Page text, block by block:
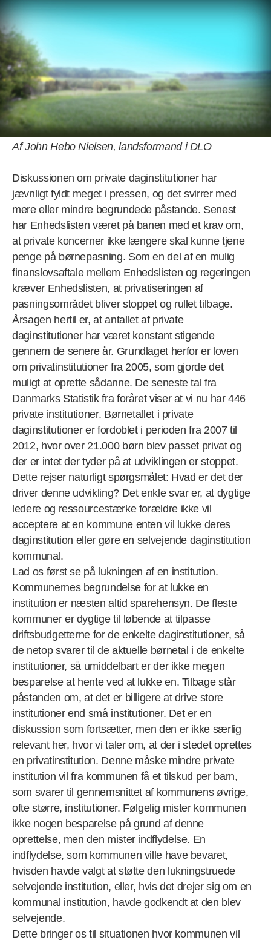
Forside>Artikelsamling> Profitinstitutioner
Profitinstitutioner
Af John Hebo Nielsen, landsformand i DLO
Diskussionen om private daginstitutioner har
jævnligt fyldt meget i pressen, og det svirrer med
mere eller mindre begrundede påstande. Senest
har Enhedslisten været på banen med et krav om,
at private koncerner ikke længere skal kunne tjene
penge på børnepasning. Som en del af en mulig
finanslovsaftale mellem Enhedslisten og regeringen
kræver Enhedslisten, at privatiseringen af
pasningsområdet bliver stoppet og rullet tilbage.
Årsagen hertil er, at antallet af private
daginstitutioner har været konstant stigende
gennem de senere år. Grundlaget herfor er loven
om privatinstitutioner fra 2005, som gjorde det
muligt at oprette sådanne. De seneste tal fra
Danmarks Statistik fra foråret viser at vi nu har 446
private institutioner. Børnetallet i private
daginstitutioner er fordoblet i perioden fra 2007 til
2012, hvor over 21.000 børn blev passet privat og
der er intet der tyder på at udviklingen er stoppet.
Dette rejser naturligt spørgsmålet: Hvad er det der
driver denne udvikling? Det enkle svar er, at dygtige
ledere og ressourcestærke forældre ikke vil
acceptere at en kommune enten vil lukke deres
daginstitution eller gøre en selvejende daginstitution
kommunal.
Lad os først se på lukningen af en institution.
Kommunernes begrundelse for at lukke en
institution er næsten altid sparehensyn. De fleste
kommuner er dygtige til løbende at tilpasse
driftsbudgetterne for de enkelte daginstitutioner, så
de netop svarer til de aktuelle børnetal i de enkelte
institutioner, så umiddelbart er der ikke megen
besparelse at hente ved at lukke en. Tilbage står
påstanden om, at det er billigere at drive store
institutioner end små institutioner. Det er en
diskussion som fortsætter, men den er ikke særlig
relevant her, hvor vi taler om, at der i stedet oprettes
en privatinstitution. Denne måske mindre private
institution vil fra kommunen få et tilskud per barn,
som svarer til gennemsnittet af kommunens øvrige,
ofte større, institutioner. Følgelig mister kommunen
ikke nogen besparelse på grund af denne
oprettelse, men den mister indflydelse. En
indflydelse, som kommunen ville have bevaret,
hvisden havde valgt at støtte den lukningstruede
selvejende institution, eller, hvis det drejer sig om en
kommunal institution, havde godkendt at den blev
selvejende.
Dette bringer os til situationen hvor kommunen vil